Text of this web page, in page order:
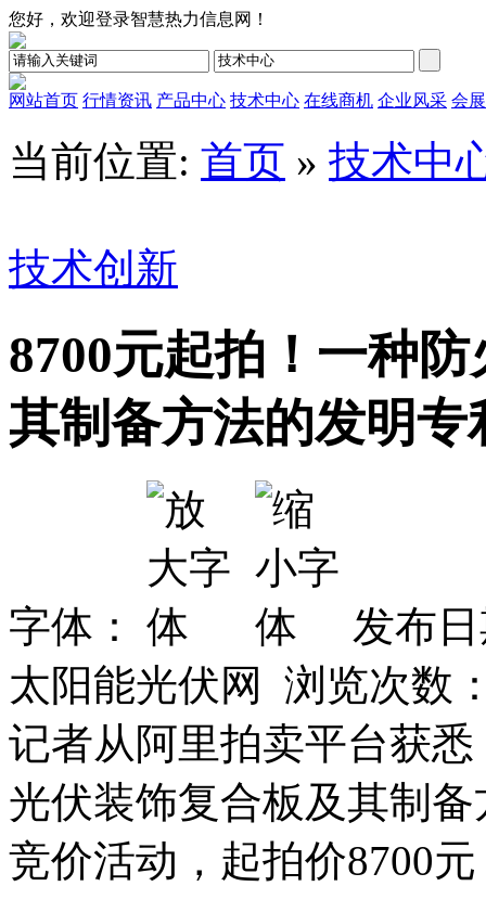
您好，欢迎登录智慧热力信息网！
网站首页 行情资讯 产品中心 技术中心 在线商机 企业风采 会
当前位置: 首页 » 技术中
技术创新
8700元起拍！一种
其制备方法的发明专
字体：
发布
太阳能光伏网 浏览次数
记者从阿里拍卖平台获
光伏装饰复合板及其制
竞价活动，起拍价8700